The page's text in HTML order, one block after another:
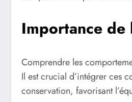
Importance de
Comprendre les
Il est crucial d’intégrer ces
conservation, favorisant